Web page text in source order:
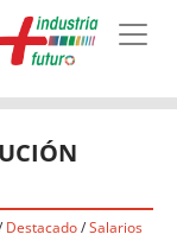
Destacado/Salarios